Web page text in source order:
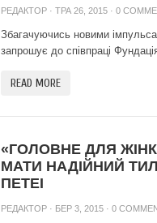
РЕДАКТОР · ТРА 26, 2015 · 0
Збагачуючись новими
запрошує до співпраці
READ MORE
«ГОЛОВНЕ ДЛЯ
МАТИ НАДІЙНИЙ
ПЕТЕІ
РЕДАКТОР · БЕР 3, 2015 · 0